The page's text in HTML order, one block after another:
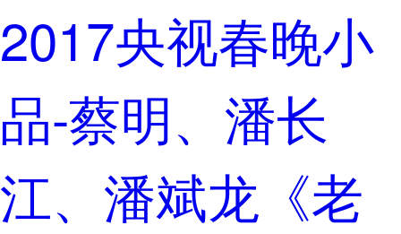
2017央视春晚小
品-蔡明、潘长
江、潘斌龙《老